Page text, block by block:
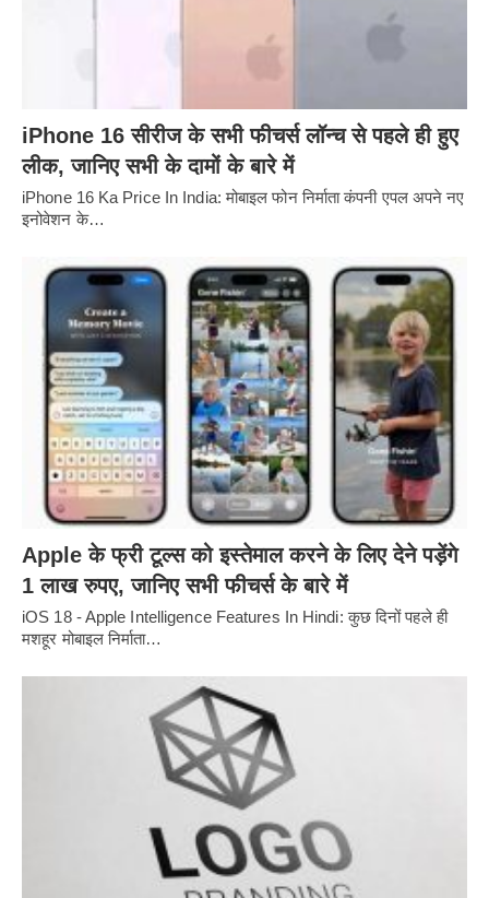
iPhone 16 सीरीज के सभी फीचर्स लॉन्च से पहले ही हुए
लीक, जानिए सभी के दामों के बारे में
iPhone 16 Ka Price In India: मोबाइल फोन निर्माता कंपनी एपल अपने नए
इनोवेशन के…
Apple के फ्री टूल्स को इस्तेमाल करने के लिए देने पड़ेंगे
1 लाख रुपए, जानिए सभी फीचर्स के बारे में
iOS 18 - Apple Intelligence Features In Hindi: कुछ दिनों पहले ही
मशहूर मोबाइल निर्माता…